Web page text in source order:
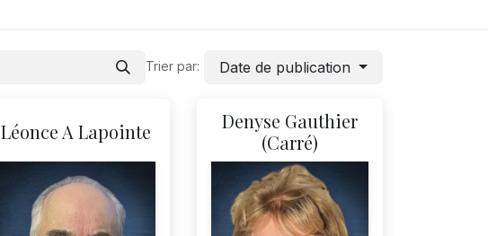
Trier par: Date de publication
Léonce A Lapointe
Denyse Gauthier
(Carré)